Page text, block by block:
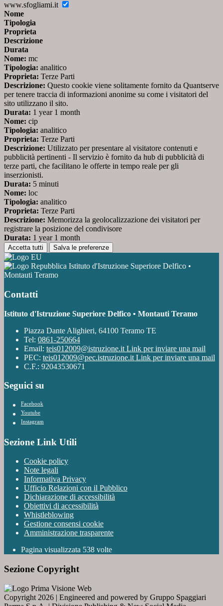
www.sfogliami.it
Nome
Tipologia
Proprieta
Descrizione
Durata
Nome: mc
Tipologia: analitico
Proprieta: Terze Parti
Descrizione: Questo cookie viene solitamente fornito da Quantserve
per tenere traccia di informazioni anonime su come i visitatori del
sito utilizzano il sito.
Durata: 1 year 1 month
Nome: cip
Tipologia: analitico
Proprieta: Terze Parti
Descrizione: Utilizzato per presentare al visitatore contenuti e
pubblicità pertinenti - Il servizio è fornito da hub di pubblicità di
terze parti, che facilitano le offerte in tempo reale per gli
inserzionisti.
Durata: 5 minuti
Nome: loc
Tipologia: analitico
Proprieta: Terze Parti
Descrizione: Memorizza la geolocalizzazione dei visitatori per
registrare la posizione del condivisore
Durata: 1 year 1 month
Accetta tutti Salva le preferenze
Istituto d'Istruzione Superiore Delfico •
Montauti Teramo
Contatti
Istituto d'Istruzione Superiore Delfico • Montauti Teramo
Piazza Dante Alighieri, 64100 Teramo TE
Tel: 0861-250664
Email: teis012009@istruzione.it Link per inviare una mail
PEC: teis012009@pec.istruzione.it Link per inviare una mail
C.F.: 92043530671
Seguici su
Facebook
Youtube
Instagram
Sezione Link Utili
Cookie policy
Note legali
Informativa Privacy
Ufficio Relazioni con il Pubblico
Dichiarazione di accessibilità
Obiettivi di accessibilità
Whistleblowing
Gestione consensi cookie
Amministrazione trasparente
Pagina visualizzata 538 volte
Sezione Copyright
Copyright 2026 | Engineered and powered by Gruppo Spaggiari